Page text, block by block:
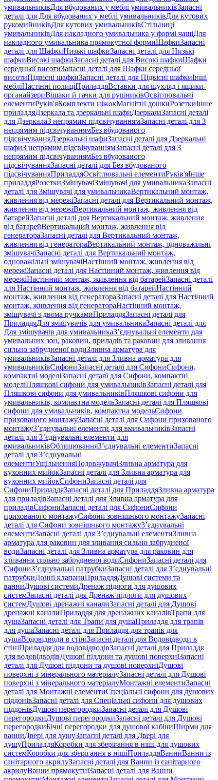
умивальниківДля вбудованих у меблі умивальниківЗапасні
деталі для Для вбудованих у меблі умивальниківДля кутових
рукомийниківДля кутових умивальниківСтільниці
умивальниківДля накладного умивальника у формі чашіДля
накладного умивальника прямокутної формиШафкиЗапасні
деталі для ШафкиНизькі шафкиЗапасні деталі для Низькі
шафкиВисокі шафкиЗапасні деталі для Високі шафкиШафки
середньої висотиЗапасні деталі для Шафки середньої
висотиПідвісні шафкиЗапасні деталі для Підвісні шафкиІнші
мебліНастінні полиціПриладдяВставки для шухляд і ящики-
органайзериВішаки й гачки для рушниківОсвітлювальні
елементиРуків'яКомплекти ніжокМагнітні дошкиРозеткиІнше
приладдяДзеркала та дзеркальні шафиДзеркалаЗапасні деталі
для ДзеркалаЗ непрямим підсвічуваннямЗапасні деталі для З
непрямим підсвічуваннямБез вбудованого
підсвічуванняДзеркальні шафиЗапасні деталі для Дзеркальні
шафиЗ непрямим підсвічуваннямЗапасні деталі для З
непрямим підсвічуваннямБез вбудованого
підсвічуванняЗапасні деталі для Без вбудованого
підсвічуванняПриладдяОсвітлювальні елементиРуків'яІнше
приладдяРозеткиЗмішувачіЗмішувачі для умивальникаЗапасні
деталі для Змішувачі для умивальникаВертикальний монтаж,
живлення від мережіЗапасні деталі для Вертикальний монтаж,
живлення від мережіВертикальний монтаж, живлення від
батарейЗапасні деталі для Вертикальний монтаж, живлення
від батарейВертикальний монтаж, живлення від
генератораЗапасні деталі для Вертикальний монтаж,
живлення від генератораВертикальний монтаж, одноважільні
змішувачіЗапасні деталі для Вертикальний монтаж,
одноважільні змішувачіНастінний монтаж, живлення від
мережіЗапасні деталі для Настінний монтаж, живлення від
мережіНастінний монтаж, живлення від батарейЗапасні деталі
для Настінний монтаж, живлення від батарейНастінний
монтаж, живлення від генератораЗапасні деталі для Настінний
монтаж, живлення від генератораНастінний монтаж,
змішувачі з двома ручкамиПриладдяЗапасні деталі для
ПриладдяДля змішувачів для умивальникаЗапасні деталі для
Для змішувачів для умивальникаЗ’єднувальні елементи для
умивальних зон, раковин, приладів та раковин для зливання
сильно забрудненої водиЗливна арматура для
умивальниківЗапасні деталі для Зливна арматура для
умивальниківСифониЗапасні деталі для СифониСифони,
компактні моделіЗапасні деталі для Сифони, компактні
моделіПляшкові сифони для умивальниківЗапасні деталі для
Пляшкові сифони для умивальниківПляшкові сифони для
умивальників, компактна модельЗапасні деталі для Пляшкові
сифони для умивальників, компактна модельСифони
прихованого монтажуЗапасні деталі для Сифони прихованого
монтажуЗ’єднувальні елементи для вмивальниківЗапасні
деталі для З’єднувальні елементи для
вмивальниківОблицюванняЗ’єднувальні елементиЗапасні
деталі для З’єднувальні
елементиУщільненняПодовжувачіЗливна арматура для
кухонних мийокЗапасні деталі для Зливна арматура для
кухонних мийокСифониЗапасні деталі для
СифониПриладдяЗапасні деталі для ПриладдяЗливна арматура
для приладівЗапасні деталі для Зливна арматура для
приладівСифониЗапасні деталі для СифониСифони
прихованого монтажуСифони зовнішнього монтажуЗапасні
деталі для Сифони зовнішнього монтажуЗ’єднувальні
елементиЗапасні деталі для З’єднувальні елементиЗливна
арматура для раковин для зливання сильно забрудненої
водиЗапасні деталі для Зливна арматура для раковин для
зливання сильно забрудненої водиСифониЗапасні деталі для
СифониЗ’єднувальні патрубкиЗапасні деталі для З’єднувальні
патрубкиДонні клапаниПриладдяДушові системи та
ванниДушові системиДренаж підлоги для душових
системЗапасні деталі для Дренаж підлоги для душових
системДушові дренажні каналиЗапасні деталі для Душові
дренажні каналиПриладдя для дренажних каналівТрапи для
душаЗапасні деталі для Трапи для душаПриладдя для трапів
для душаЗапасні деталі для Приладдя для трапів для
душаВодовідводи в стініЗапасні деталі для Водовідводи в
стініПриладдя для водовідводівЗапасні деталі для Приладдя
для водовідводівДушові піддони та душові поверхніЗапасні
деталі для Душові піддони та душові поверхніДушові
поверхні з мінерального матеріалуЗапасні деталі для Душові
поверхні з мінерального матеріалуМонтажні елементиЗапасні
деталі для Монтажні елементиСпеціальні сифони для душових
піддонівЗапасні деталі для Спеціальні сифони для душових
піддонівДушові перегородкиЗапасні деталі для Душові
перегородкиДушові перегородкиЗапасні деталі для Душові
перегородкиБічні перегородки для душової кабіниШирми для
ванниДвері для душуЗапасні деталі для Двері для
душуПриладдяКоробки для зберігання в ніші для душових
системКоробки для зберігання в нішіПриладдяВанниВанни із
санітарного акрилуЗапасні деталі для Ванни із санітарного
акрилуВанни прямокутніЗапасні деталі для Ванни